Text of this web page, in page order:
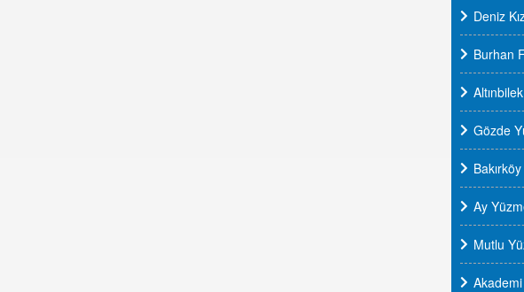
Deniz
Burhan
Gözde
Ay
Mutlu